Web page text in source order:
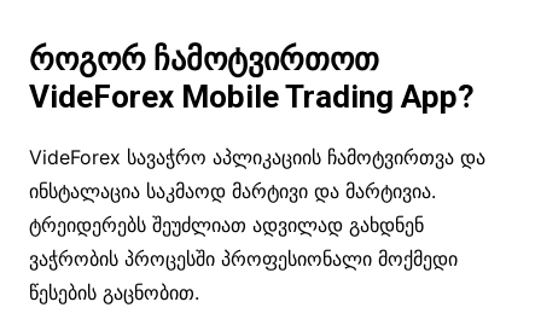
როგორ ჩამოტვირთოთ
VideForex Mobile Trading App?
VideForex სავაჭრო აპლიკაციის ჩამოტვირთვა და
ინსტალაცია საკმაოდ მარტივი და მარტივია.
ტრეიდერებს შეუძლიათ ადვილად გახდნენ
ვაჭრობის პროცესში პროფესიონალი მოქმედი
წესების გაცნობით.